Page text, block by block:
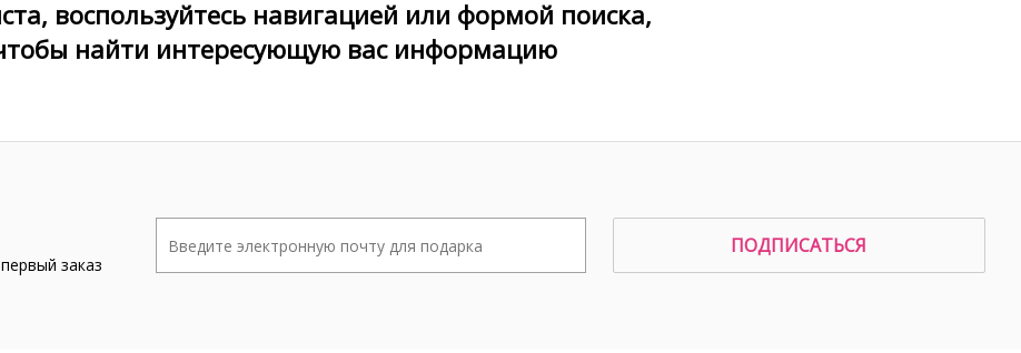
воспользуйтесь навигацией или формой поиска,
найти интереcующую вас информацию
заказ
ПОДПИСАТЬСЯ